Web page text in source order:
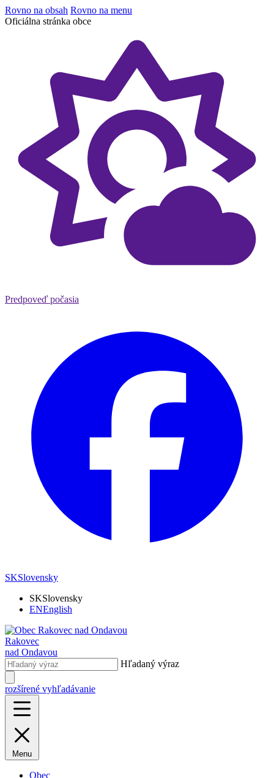
Rovno na obsah Rovno na menu
Oficiálna stránka obce
Predpoveď počasia
SKSlovensky
SKSlovensky
ENEnglish
Rakovec
nad Ondavou
Hľadaný výraz
rozšírené vyhľadávanie
Menu
Obec